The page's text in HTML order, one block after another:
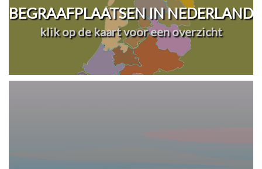
BEGRAAFPLAATSEN IN NEDERLAND
klik op de kaart voor een overzicht